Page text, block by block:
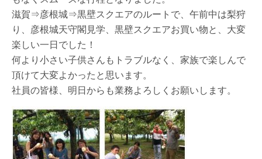
滋賀⇒彦根城⇒黒壁スクエアのルートで、午前中は梨狩
り、彦根城天守閣見学、黒壁スクエアお買い物と、大変
楽しい一日でした！
何より小さい子供さんもトラブルなく、家族で楽しんで
頂けて大変よかったと思います。
社員の皆様、明日からも業務よろしくお願いします。